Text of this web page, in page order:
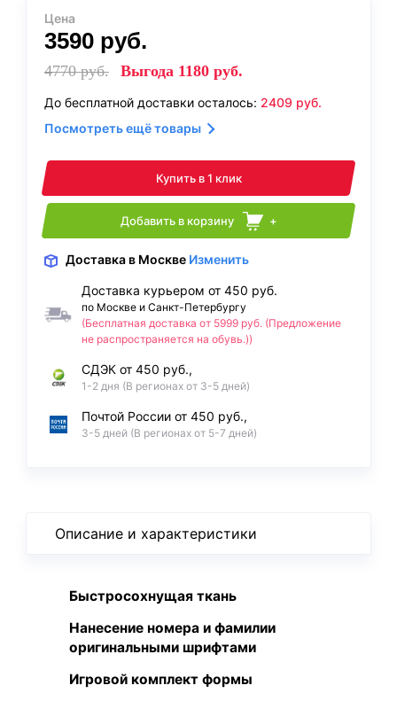
Цена
3590 руб.
4770руб. Выгода 1180 руб.
До бесплатной доставки осталось: 2409 руб.
Посмотреть ещё товары
Купить в 1 клик
Добавить в корзину +
Доставка в Москве Изменить
Доставка курьером от 450 руб.
по Москве и Санкт-Петербургу
(Бесплатная доставка от 5999 руб. (Предложение
не распространяется на обувь.))
СДЭК от 450 руб.,
1-2 дня (В регионах от 3-5 дней)
Почтой России от 450 руб.,
3-5 дней (В регионах от 5-7 дней)
Описание и характеристики
Быстросохнущая ткань
Нанесение номера и фамилии
оригинальными шрифтами
Игровой комплект формы